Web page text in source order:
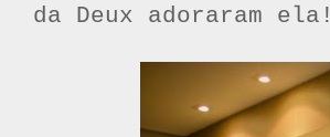
da Deux adoraram ela!